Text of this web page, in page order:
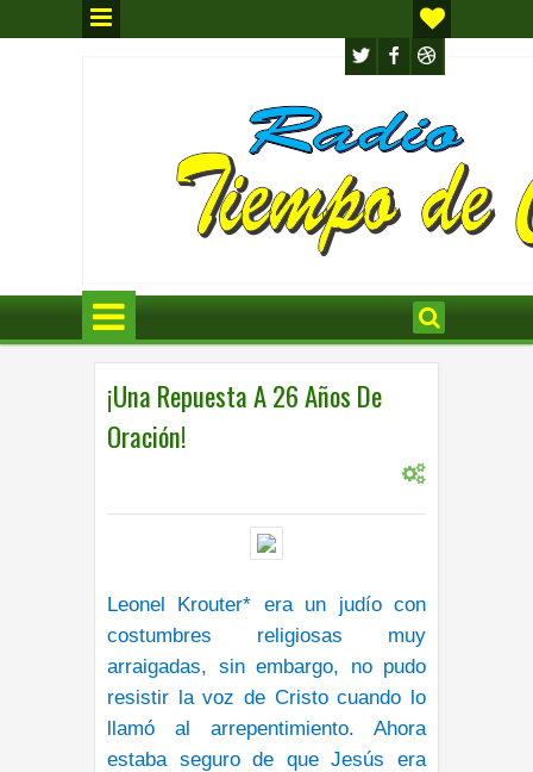
¡Una Repuesta A 26 Años De
Oración!
Leonel Krouter* era un judío con
costumbres religiosas muy
arraigadas, sin embargo, no pudo
resistir la voz de Cristo cuando lo
llamó al arrepentimiento. Ahora
estaba seguro de que Jesús era